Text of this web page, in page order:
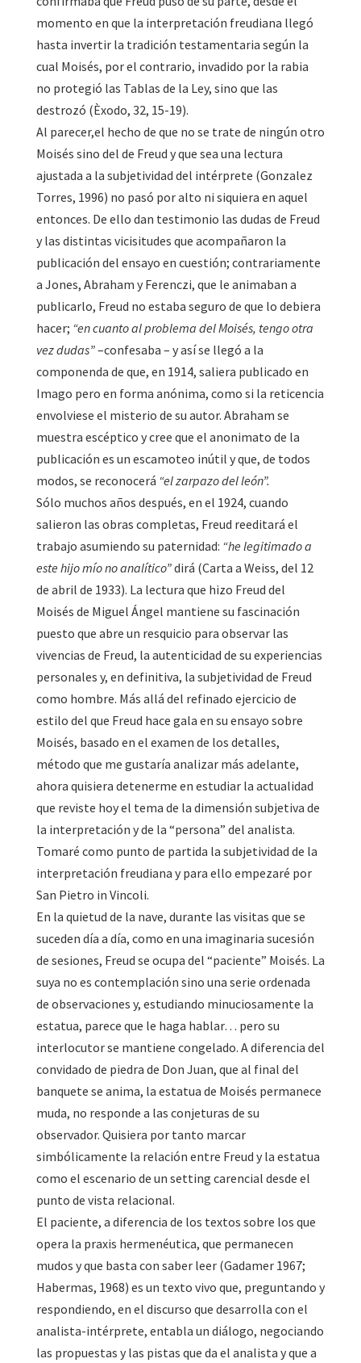
momento en que la interpretación freudiana llegó
hasta invertir la tradición testamentaria según la
cual Moisés, por el contrario, invadido por la rabia
no protegió las Tablas de la Ley, sino que las
destrozó (Èxodo, 32, 15-19).
Al parecer,el hecho de que no se trate de ningún otro
Moisés sino del de Freud y que sea una lectura
ajustada a la subjetividad del intérprete (Gonzalez
Torres, 1996) no pasó por alto ni siquiera en aquel
entonces. De ello dan testimonio las dudas de Freud
y las distintas vicisitudes que acompañaron la
publicación del ensayo en cuestión; contrariamente
a Jones, Abraham y Ferenczi, que le animaban a
publicarlo, Freud no estaba seguro de que lo debiera
hacer; “en cuanto al problema del Moisés, tengo otra
vez dudas”–confesaba – y así se llegó a la
componenda de que, en 1914, saliera publicado en
Imago pero en forma anónima, como si la reticencia
envolviese el misterio de su autor. Abraham se
muestra escéptico y cree que el anonimato de la
publicación es un escamoteo inútil y que, de todos
modos, se reconocerá “el zarpazo del león”.
Sólo muchos años después, en el 1924, cuando
salieron las obras completas, Freud reeditará el
trabajo asumiendo su paternidad: “he legitimado a
este hijo mío no analítico”dirá (Carta a Weiss, del 12
de abril de 1933). La lectura que hizo Freud del
Moisés de Miguel Ángel mantiene su fascinación
puesto que abre un resquicio para observar las
vivencias de Freud, la autenticidad de su experiencias
personales y, en definitiva, la subjetividad de Freud
como hombre. Más allá del refinado ejercicio de
estilo del que Freud hace gala en su ensayo sobre
Moisés, basado en el examen de los detalles,
método que me gustaría analizar más adelante,
ahora quisiera detenerme en estudiar la actualidad
que reviste hoy el tema de la dimensión subjetiva de
la interpretación y de la “persona” del analista.
Tomaré como punto de partida la subjetividad de la
interpretación freudiana y para ello empezaré por
San Pietro in Vincoli.
En la quietud de la nave, durante las visitas que se
suceden día a día, como en una imaginaria sucesión
de sesiones, Freud se ocupa del “paciente” Moisés. La
suya no es contemplación sino una serie ordenada
de observaciones y, estudiando minuciosamente la
estatua, parece que le haga hablar… pero su
interlocutor se mantiene congelado. A diferencia del
convidado de piedra de Don Juan, que al final del
banquete se anima, la estatua de Moisés permanece
muda, no responde a las conjeturas de su
observador. Quisiera por tanto marcar
simbólicamente la relación entre Freud y la estatua
como el escenario de un setting carencial desde el
punto de vista relacional.
El paciente, a diferencia de los textos sobre los que
opera la praxis hermenéutica, que permanecen
mudos y que basta con saber leer (Gadamer 1967;
Habermas, 1968) es un texto vivo que, preguntando y
respondiendo, en el discurso que desarrolla con el
analista-intérprete, entabla un diálogo, negociando
las propuestas y las pistas que da el analista y que a